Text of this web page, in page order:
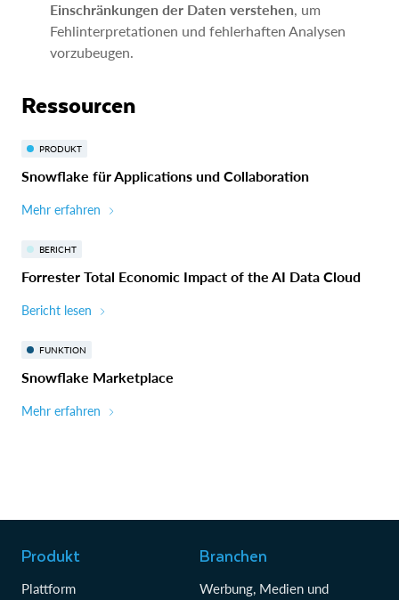
Einschränkungen der Daten verstehen, um
Fehlinterpretationen und fehlerhaften Analysen
vorzubeugen.
Ressourcen
PRODUKT
Snowflake für Applications und Collaboration
Mehr erfahren
BERICHT
Forrester Total Economic Impact of the AI Data Cloud
Bericht lesen
FUNKTION
Snowflake Marketplace
Mehr erfahren
Produkt
Plattform
Branchen
Werbung, Medien und